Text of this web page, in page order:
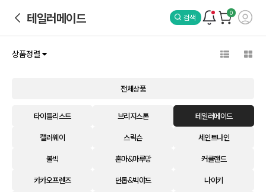
테일러메이드 검색
0
상품정렬
전체상품
타이틀리스트 브리지스톤 테일러메이드
캘러웨이 스릭슨 세인트나인
볼빅 혼마&마루망 커클랜드
카카오프렌즈 던롭&빅야드 나이키